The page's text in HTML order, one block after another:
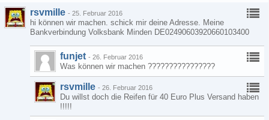
rsvmille - 25. Februar 2016
hi können wir machen. schick mir deine Adresse. Meine
Bankverbindung Volksbank Minden DE02490603920660103400
funjet - 26. Februar 2016
Was können wir machen ????????????????
rsvmille - 26. Februar 2016
Du willst doch die Reifen für 40 Euro Plus Versand haben
!!!!!